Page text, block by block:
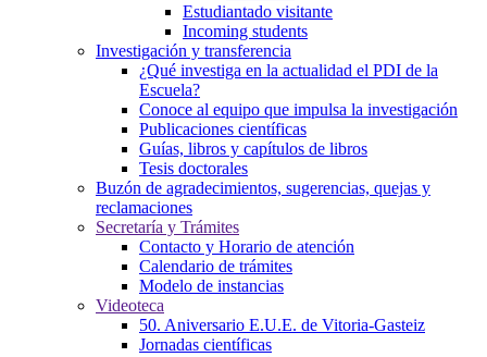
Estudiantado visitante
Incoming students
Investigación y transferencia
¿Qué investiga en la actualidad el PDI de la
Escuela?
Conoce al equipo que impulsa la investigación
Publicaciones científicas
Guías, libros y capítulos de libros
Tesis doctorales
Buzón de agradecimientos, sugerencias, quejas y
reclamaciones
Secretaría y Trámites
Contacto y Horario de atención
Calendario de trámites
Modelo de instancias
Videoteca
50. Aniversario E.U.E. de Vitoria-Gasteiz
Jornadas científicas